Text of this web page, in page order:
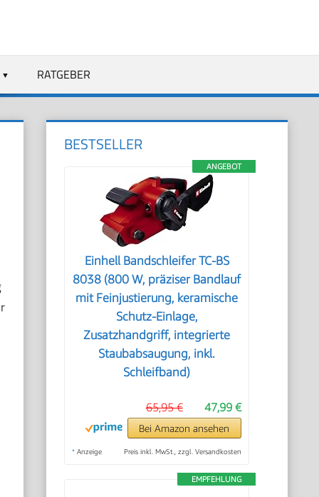
RATGEBER
BESTSELLER
ANGEBOT
Einhell Bandschleifer TC-BS
8038 (800 W, präziser Bandlauf
mit Feinjustierung, keramische
Schutz-Einlage,
Zusatzhandgriff, integrierte
Staubabsaugung, inkl.
Schleifband)
47,99 €
65,95 €
Bei Amazon ansehen
* Anzeige Preis inkl. MwSt., zzgl. Versandkosten
EMPFEHLUNG